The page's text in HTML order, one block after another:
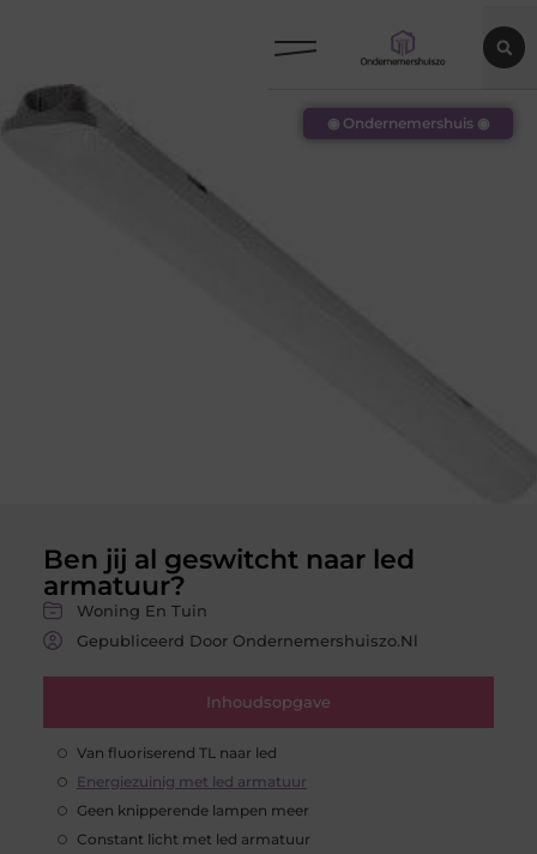
Ben jij al geswitcht naar led
armatuur?
Woning En Tuin
Gepubliceerd Door Ondernemershuiszo.nl
Inhoudsopgave
Van fluoriserend TL naar led
Energiezuinig met led armatuur
Geen knipperende lampen meer
Constant licht met led armatuur
◉ Ondernemershuis ◉